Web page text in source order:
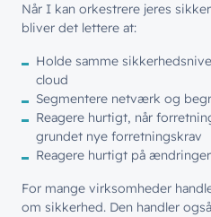
Når I kan orkestrere jeres
bliver det lettere at:
Holde samme
cloud
Segmentere netværk og
Reagere hurtigt, når
grundet nye forretningskrav
Reagere hurtigt på
For mange virksomheder
om sikkerhed. Den handler